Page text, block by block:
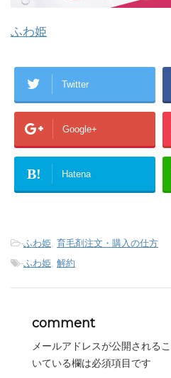
ふわ姫
Twitter
Google+
B! Hatena
-ふわ姫, 育毛剤注文・購入の仕方
-ふわ姫, 解約
comment
メールアドレスが公開される
いている欄は必須項目です